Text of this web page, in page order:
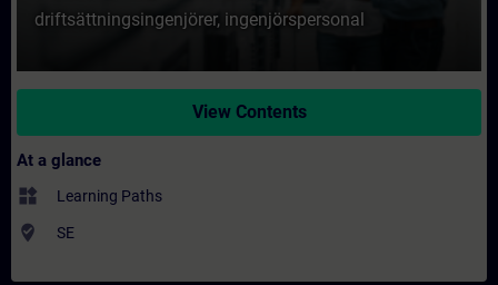
driftsättningsingenjörer, ingenjörspersonal
View Contents
At a glance
widgets Learning Paths
where_to_vote SE